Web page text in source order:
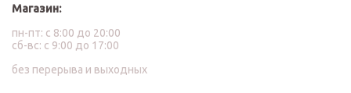
Магазин:
пн-пт: с 8:00 до 20:00
сб-вс: с 9:00 до 17:00
без перерыва и выходных